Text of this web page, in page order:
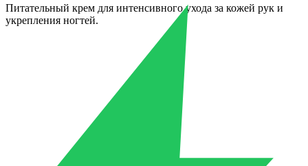
Питательный крем для интенсивного ухода за кожей рук и
укрепления ногтей.